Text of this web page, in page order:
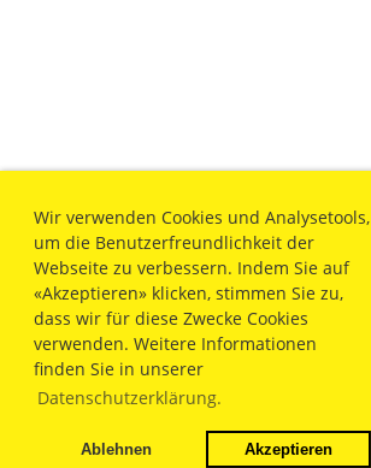
Wir verwenden Cookies und Analysetools,
um die Benutzerfreundlichkeit der
Webseite zu verbessern. Indem Sie auf
«Akzeptieren» klicken, stimmen Sie zu,
dass wir für diese Zwecke Cookies
verwenden. Weitere Informationen
finden Sie in unserer
Datenschutzerklärung.
Ablehnen Akzeptieren